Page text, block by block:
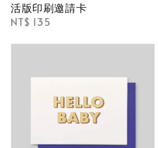
活版印刷邀請卡
Regular
NT$ 135